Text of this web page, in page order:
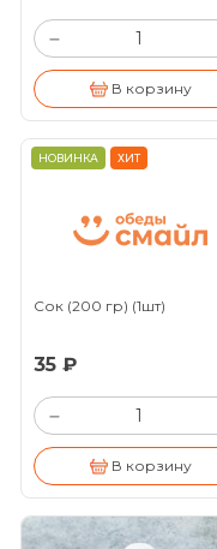
–
В корзину
НОВИНКА ХИТ
Сок (200 гр) (1шт)
35 ₽
–
В корзину